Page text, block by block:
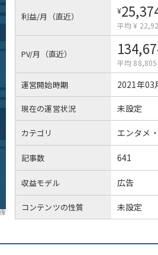
利益/月（直近）
¥
平均 ¥
PV/月（直近）
平均 88,805
運営開始時期 2021年03
現在の運営状況 未設定
カテゴリ エンタメ
記事数 641
収益モデル 広告
コンテンツの性質 未設定